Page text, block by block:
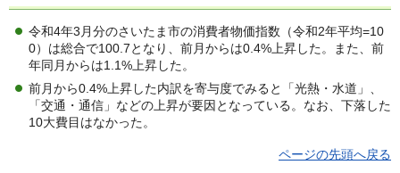
令和4年3月分のさいたま市の消費者物価指数（令和2年平均=10
0）は総合で100.7となり、前月からは0.4%上昇した。また、前
年同月からは1.1%上昇した。
前月から0.4%上昇した内訳を寄与度でみると「光熱・水道」、
「交通・通信」などの上昇が要因となっている。なお、下落した
10大費目はなかった。
ページの先頭へ戻る